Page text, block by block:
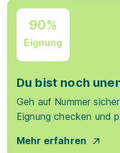
90%
Eignung
Du bist noch
Geh auf Nummer
Eignung checken und
Mehr erfahren